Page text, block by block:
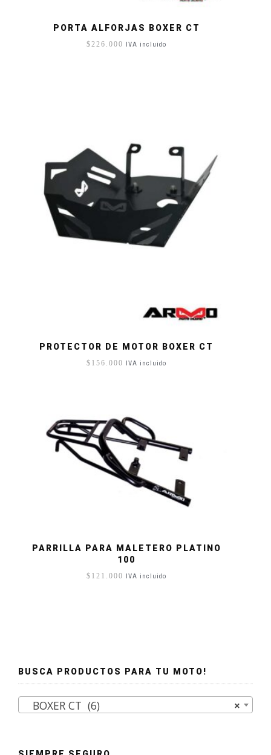
PORTA ALFORJAS BOXER CT
$ 226.000 IVA incluido
PROTECTOR DE MOTOR BOXER CT
$ 156.000 IVA incluido
PARRILLA PARA MALETERO PLATINO
100
$ 121.000 IVA incluido
BUSCA PRODUCTOS PARA TU MOTO!
×
BOXER CT (6)